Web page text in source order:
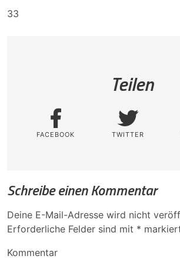
33
Teilen
FACEBOOK TWITTER
Schreibe einen Kommentar
Deine E-Mail-Adresse wird nicht
Erforderliche Felder sind mit *
Kommentar